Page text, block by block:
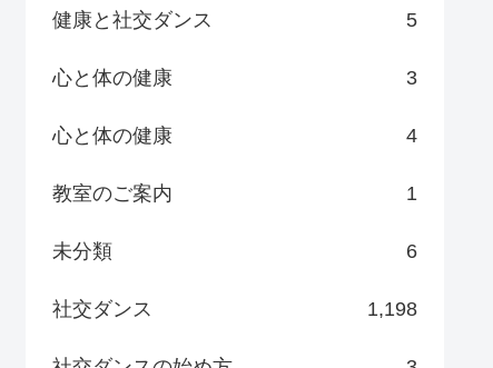
健康と社交ダンス 5
心と体の健康 3
心と体の健康 4
教室のご案内 1
未分類 6
社交ダンス 1,198